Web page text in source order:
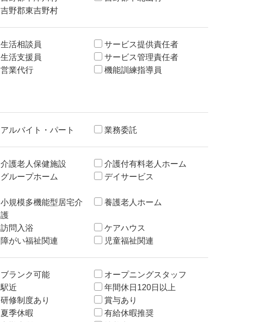
吉野郡東吉野村
生活相談員
サービス提供責任者
生活支援員
サービス管理責任者
営業代行 機能訓練指導員
アルバイト・パート 業務委託
介護老人保健施設
介護付有料老人ホーム
グループホーム デイサービス
小規模多機能型居宅介
護
養護老人ホーム
訪問入浴
ケアハウス
障がい福祉関連 児童福祉関連
ブランク可能
オープニングスタッフ
駅近
年間休日120日以上
研修制度あり
賞与あり
夏季休暇
有給休暇推奨